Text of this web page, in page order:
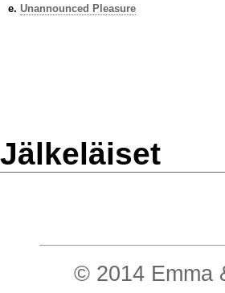
e. Unannounced Pleasure
Jälkeläiset
© 2014 Emma